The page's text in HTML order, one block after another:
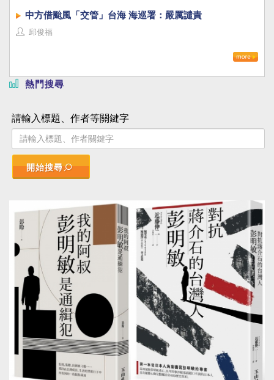
中方借颱風「交管」台海 海巡署：嚴厲譴責
邱俊福
熱門搜尋
請輸入標題、作者等關鍵字
開始搜尋